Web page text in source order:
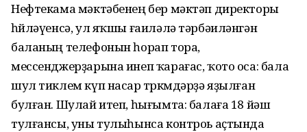
Нефтекама мәктәбенең бер мәктәп директоры
һөйләүенсә, ул яҡшы ғаиләлә тәрбәиләнгән
баланың телефонын һорап тора,
мессенджерҙарына инеп ҡарағас, ҡото оса: бала
шул тиклем күп насар төркөмдәрҙә яҙылған
булған. Шулай итеп, һығымта: балаға 18 йәш
тулғансы, уны тулыһынса контроь аҫтында